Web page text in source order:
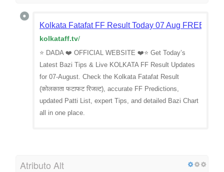
Kolkata Fatafat FF Result Today 07 Aug FREE TIPS
kolkataff.tv/
⭐ DADA ❤️ OFFICIAL WEBSITE ❤️⭐ Get Today’s
Latest Bazi Tips & Live KOLKATA FF Result Updates
for 07-August. Check the Kolkata Fatafat Result
(कोलकाता फटाफट रिजल्ट), accurate FF Predictions,
updated Patti List, expert Tips, and detailed Bazi Chart
all in one place.
Atributo Alt